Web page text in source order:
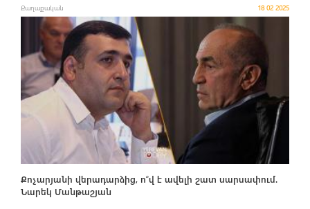
Քաղաքական 18 02 2025
Քոչարյանի վերադարձից, ո՞վ է ավելի շատ սարսափում.
Նարեկ Մանթաշյան